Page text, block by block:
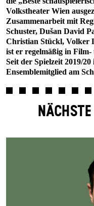
Volkstheater Wien
Zusammenarbeit mit
Schuster, Dušan David
Christian Stückl, Volker
ist er regelmäßig in
Seit der Spielzeit 2019/
Ensemblemitglied am